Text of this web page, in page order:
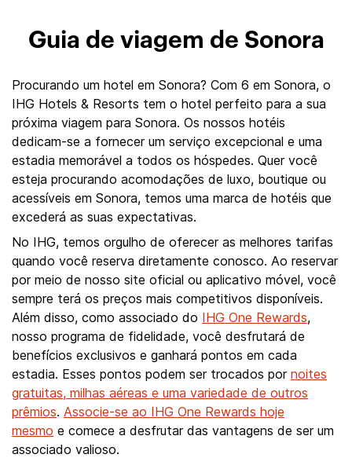
Guia de viagem de Sonora
Procurando um hotel em Sonora? Com 6 em Sonora, o
IHG Hotels & Resorts tem o hotel perfeito para a sua
próxima viagem para Sonora. Os nossos hotéis
dedicam-se a fornecer um serviço excepcional e uma
estadia memorável a todos os hóspedes. Quer você
esteja procurando acomodações de luxo, boutique ou
acessíveis em Sonora, temos uma marca de hotéis que
excederá as suas expectativas.
No IHG, temos orgulho de oferecer as melhores tarifas
quando você reserva diretamente conosco. Ao reservar
por meio de nosso site oficial ou aplicativo móvel, você
sempre terá os preços mais competitivos disponíveis.
Além disso, como associado do IHG One Rewards,
nosso programa de fidelidade, você desfrutará de
benefícios exclusivos e ganhará pontos em cada
estadia. Esses pontos podem ser trocados por noites
gratuitas, milhas aéreas e uma variedade de outros
prêmios. Associe-se ao IHG One Rewards hoje
mesmo e comece a desfrutar das vantagens de ser um
associado valioso.